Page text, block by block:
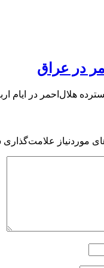
در عراق
هلال‌احمر در ایام
موردنیاز علامت‌گذاری